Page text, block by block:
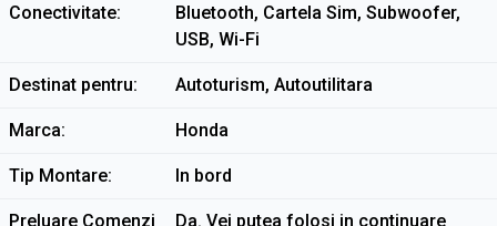
Conectivitate
Bluetooth, Cartela Sim, Subwoofer,
USB, Wi-Fi
Destinat pentru Autoturism, Autoutilitara
Marca Honda
Tip Montare In bord
Preluare Comenzi
Da. Vei putea folosi in continuare